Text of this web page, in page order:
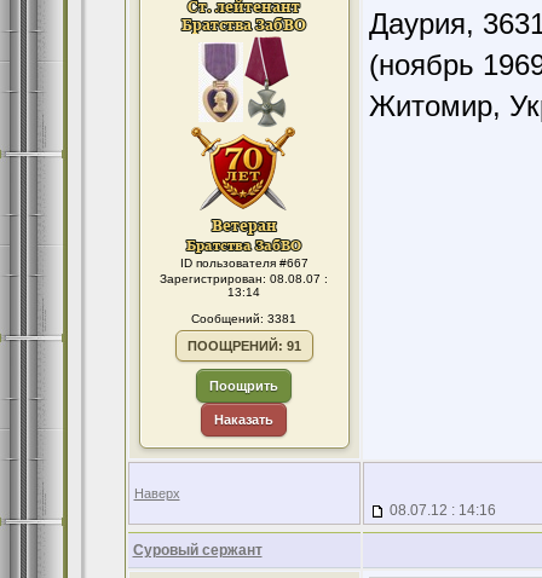
ID пользователя #667
Зарегистрирован: 08.08.07 :
13:14
Сообщений: 3381
ПООЩРЕНИЙ: 91
Поощрить
Наказать
Даурия,
(ноябрь
Житомир,
Наверх
08.07.12 : 14:16
Суровый сержант